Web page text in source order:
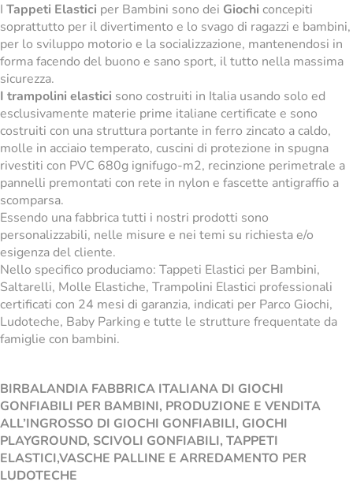
I Tappeti Elastici per Bambini sono dei Giochi concepiti
soprattutto per il divertimento e lo svago di ragazzi e bambini,
per lo sviluppo motorio e la socializzazione, mantenendosi in
forma facendo del buono e sano sport, il tutto nella massima
sicurezza.
I trampolini elastici sono costruiti in Italia usando solo ed
esclusivamente materie prime italiane certificate e sono
costruiti con una struttura portante in ferro zincato a caldo,
molle in acciaio temperato, cuscini di protezione in spugna
rivestiti con PVC 680g ignifugo-m2, recinzione perimetrale a
pannelli premontati con rete in nylon e fascette antigraffio a
scomparsa.
Essendo una fabbrica tutti i nostri prodotti sono
personalizzabili, nelle misure e nei temi su richiesta e/o
esigenza del cliente.
Nello specifico produciamo: Tappeti Elastici per Bambini,
Saltarelli, Molle Elastiche, Trampolini Elastici professionali
certificati con 24 mesi di garanzia, indicati per Parco Giochi,
Ludoteche, Baby Parking e tutte le strutture frequentate da
famiglie con bambini.
BIRBALANDIA FABBRICA ITALIANA DI GIOCHI
GONFIABILI PER BAMBINI, PRODUZIONE E VENDITA
ALL’INGROSSO DI GIOCHI GONFIABILI, GIOCHI
PLAYGROUND, SCIVOLI GONFIABILI, TAPPETI
ELASTICI,VASCHE PALLINE E ARREDAMENTO PER
LUDOTECHE